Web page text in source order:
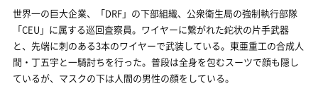
世界一の巨大企業、「DRF」の下部組織、公衆衛生局の強制執行部隊
「CEU」に属する巡回査察員。ワイヤーに繋がれた鉈状の片手武器
と、先端に刺のある3本のワイヤーで武装している。東亜重工の合成人
間・丁五宇と一騎討ちを行った。普段は全身を包むスーツで顔も隠し
ているが、マスクの下は人間の男性の顔をしている。